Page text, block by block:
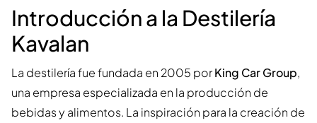
Introducción a la Destilería
Kavalan
La destilería fue fundada en 2005 porKing Car Group,
una empresa especializada en la producción de
bebidas y alimentos. La inspiración para la creación de